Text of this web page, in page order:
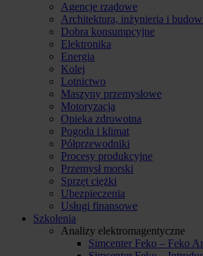
Agencje rządowe
Architektura, inżynieria i
Dobra konsumpcyjne
Elektronika
Energia
Kolej
Lotnictwo
Maszyny przemysłowe
Motoryzacja
Opieka zdrowotna
Pogoda i klimat
Półprzewodniki
Procesy produkcyjne
Przemysł morski
Sprzęt ciężki
Ubezpieczenia
Usługi finansowe
Szkolenia
Analizy elektromagentyczne
Simcenter Feko – Feko